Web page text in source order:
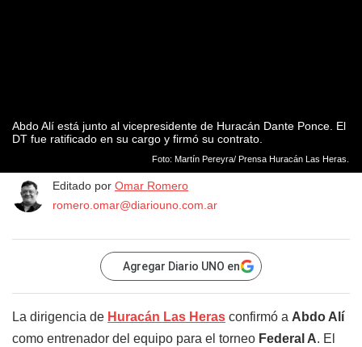
Abdo Alí está junto al vicepresidente de Huracán Dante Ponce. El
DT fue ratificado en su cargo y firmó su contrato.
Foto: Martín Pereyra/ Prensa Huracán Las Heras.
Editado por Omar Romero
romero.omar@diariouno.com.ar
Agregar Diario UNO en
La dirigencia de Huracán Las Heras confirmó a Abdo Alí
como entrenador del equipo para el torneo Federal A. El